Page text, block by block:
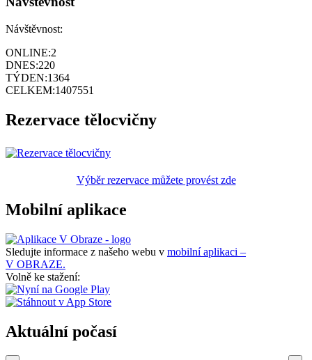
Návštěvnost:
ONLINE:2
DNES:220
TÝDEN:1364
CELKEM:1407551
Rezervace tělocvičny
Výběr rezervace můžete provést zde
Mobilní aplikace
Sledujte informace z našeho webu v mobilní aplikaci –
V OBRAZE.
Volně ke stažení:
Aktuální počasí